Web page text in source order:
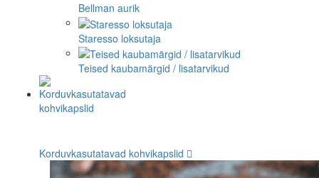
Bellman aurik
Staresso loksutaja
Teised kaubamärgid / lisatarvikud
Korduvkasutatavad kohvikapslid